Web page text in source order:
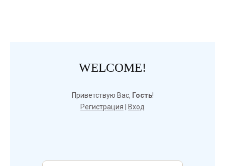
WELCOME!
Приветствую Вас, Гость!
Регистрация
Вход